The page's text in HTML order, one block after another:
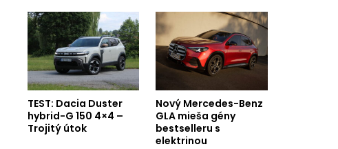
TEST: Dacia Duster
hybrid-G 150 4×4 –
Trojitý útok
Nový Mercedes-Benz
GLA mieša gény
bestselleru s
elektrinou